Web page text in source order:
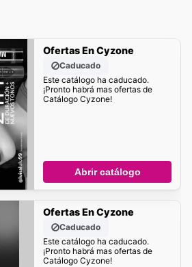
Ofertas En Cyzone
Caducado
Este catálogo ha caducado.
¡Pronto habrá mas ofertas de
Catálogo Cyzone!
Abrir catálogo
Ofertas En Cyzone
Caducado
Este catálogo ha caducado.
¡Pronto habrá mas ofertas de
Catálogo Cyzone!